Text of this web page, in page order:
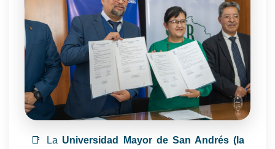
📑 La Universidad Mayor de San Andrés (la